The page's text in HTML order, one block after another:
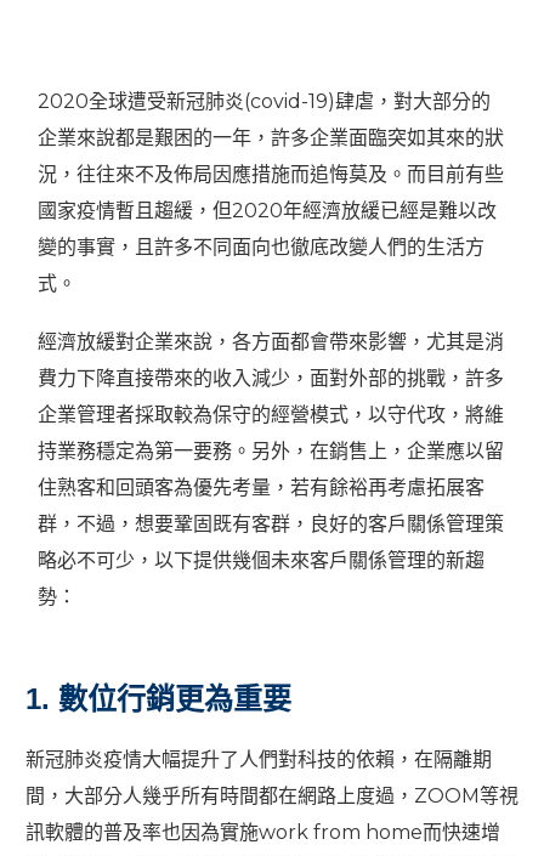
2020全球遭受新冠肺炎(covid-19)肆虐，對大部分的
企業來說都是艱困的一年，許多企業面臨突如其來的狀
況，往往來不及佈局因應措施而追悔莫及。而目前有些
國家疫情暫且趨緩，但2020年經濟放緩已經是難以改
變的事實，且許多不同面向也徹底改變人們的生活方
式。
經濟放緩對企業來說，各方面都會帶來影響，尤其是消
費力下降直接帶來的收入減少，面對外部的挑戰，許多
企業管理者採取較為保守的經營模式，以守代攻，將維
持業務穩定為第一要務。另外，在銷售上，企業應以留
住熟客和回頭客為優先考量，若有餘裕再考慮拓展客
群，不過，想要鞏固既有客群，良好的客戶關係管理策
略必不可少，以下提供幾個未來客戶關係管理的新趨
勢：
1. 數位行銷更為重要
新冠肺炎疫情大幅提升了人們對科技的依賴，在隔離期
間，大部分人幾乎所有時間都在網路上度過，ZOOM等視
訊軟體的普及率也因為實施work from home而快速增